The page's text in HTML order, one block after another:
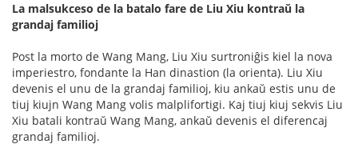
La malsukceso de la batalo fare de Liu Xiu kontraŭ la
grandaj familioj
Post la morto de Wang Mang, Liu Xiu surtroniĝis kiel la nova
imperiestro, fondante la Han dinastion (la orienta). Liu Xiu
devenis el unu de la grandaj familioj, kiu ankaŭ estis unu de
tiuj kiujn Wang Mang volis malplifortigi. Kaj tiuj kiuj sekvis Liu
Xiu batali kontraŭ Wang Mang, ankaŭ devenis el diferencaj
grandaj familioj.